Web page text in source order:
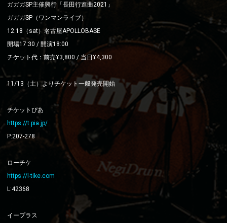
ガガガSP主催興行「長田行進曲2021」
ガガガSP（ワンマンライブ）
12.18（sat）名古屋APOLLOBASE
開場17:30 / 開演18:00
チケット代：前売¥3,800 / 当日¥4,300
11/13（土）よりチケット一般発売開始
チケットぴあ
https://t.pia.jp/
P:207-278
ローチケ
https://l-tike.com
L:42368
イープラス